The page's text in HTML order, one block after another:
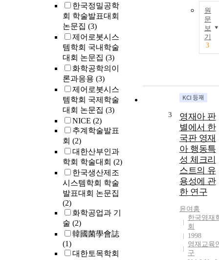
한국정밀공학
회 학술발표대회
논문집 (3)
제어로봇시스
템학회 국내학술
대회 논문집 (3)
화학공학의이
론과응용 (3)
제어로봇시스
템학회 국제학술
대회 논문집 (3)
NICE (2)
추계학술발표
회 (2)
대한산부인과
학회 학술대회 (2)
한국생산제조
시스템학회 학술
발표대회 논문집
(2)
화학공업과 기
술 (2)
韓國菌學會誌
(1)
대한토목학회
원
문
보
기
3
3
영재아 판
별에서 한
국판 영재
아 행동특
성 체크리
스트의 유
용성에 관
한 연구
윤여홍
한국영재
회
1998
영재교육
구